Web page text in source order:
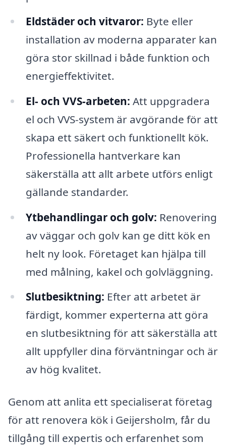
Eldstäder och vitvaror: Byte eller
installation av moderna apparater kan
göra stor skillnad i både funktion och
energieffektivitet.
El- och VVS-arbeten: Att uppgradera
el och VVS-system är avgörande för att
skapa ett säkert och funktionellt kök.
Professionella hantverkare kan
säkerställa att allt arbete utförs enligt
gällande standarder.
Ytbehandlingar och golv: Renovering
av väggar och golv kan ge ditt kök en
helt ny look. Företaget kan hjälpa till
med målning, kakel och golvläggning.
Slutbesiktning: Efter att arbetet är
färdigt, kommer experterna att göra
en slutbesiktning för att säkerställa att
allt uppfyller dina förväntningar och är
av hög kvalitet.
Genom att anlita ett specialiserat företag
för att renovera kök i Geijersholm, får du
tillgång till expertis och erfarenhet som